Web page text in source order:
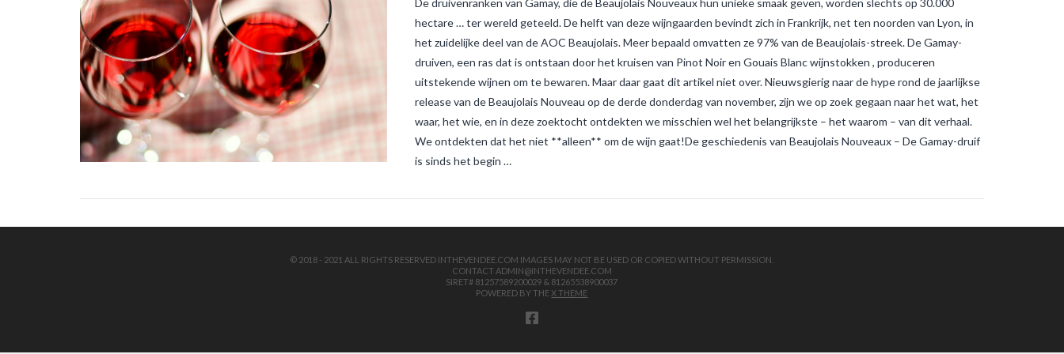
muggenbeten en
tijgermuggenbeten?
Welke
strategieën zijn er gepland om
tijgermuggen uit te roeien?
in-frankrijk wonen-vendee
De druivenranken van Gamay, die de Beaujolais Nouveaux hun unieke smaak geven, worden slechts op 30.000
hectare … ter wereld geteeld. De helft van deze wijngaarden bevindt zich in Frankrijk, net ten noorden van Lyon, in
het zuidelijke deel van de AOC Beaujolais. Meer bepaald omvatten ze 97% van de Beaujolais-streek. De Gamay-
druiven, een ras dat is ontstaan door het kruisen van Pinot Noir en Gouais Blanc wijnstokken , produceren
uitstekende wijnen om te bewaren. Maar daar gaat dit artikel niet over. Nieuwsgierig naar de hype rond de jaarlijkse
release van de Beaujolais Nouveau op de derde donderdag van november, zijn we op zoek gegaan naar het wat, het
waar, het wie, en in deze zoektocht ontdekten we misschien wel het belangrijkste – het waarom – van dit verhaal.
We ontdekten dat het niet **alleen** om de wijn gaat!De geschiedenis van Beaujolais Nouveaux – De Gamay-druif
is sinds het begin …
© 2018 - 2021 ALL RIGHTS RESERVED INTHEVENDEE.COM IMAGES MAY NOT BE USED OR COPIED WITHOUT PERMISSION.
CONTACT ADMIN@INTHEVENDEE.COM
SIRET# 81257589200029 & 81265538900037
POWERED BY THEX THEME